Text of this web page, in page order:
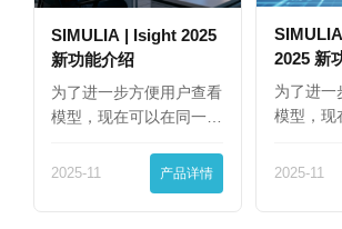
SIMULIA | Isight 2025
新功能介绍
为了进一步方便用户查看
模型，现在可以在同一
2025-11 产品详情
2025 新
篇】
为了进一
模型，现
2025-11